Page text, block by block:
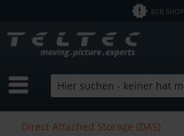
B2B SHOP
Direct Attached Storage (DAS)